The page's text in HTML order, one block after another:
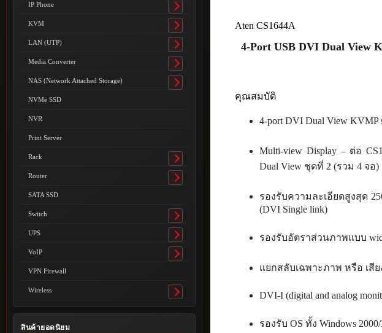
Aten CS1644A
4-Port USB DVI Dual View
คุณสมบัติ
4-port DVI Dual View
Multi-view Display – ต่อ
Dual View ชุดที่ 2 (รวม 4 จอ)
รองรับความละเอียดสูงสุด
(DVI Single link)
รองรับอัตราส่วนภาพแบบ
แยกสลับเฉพาะภาพ หรือ เสี
DVI-I (digital and analog
รองรับ OS ทั้ง Windows
IP Phone
Toggle
submenu
KVM
Toggle
submenu
LAN (UTP)
Toggle
submenu
Media Converter
Toggle
submenu
NAS (Network Attached Storage)
Toggle
NVMe SSD
NVR
Print Server
Rack
Toggle
submenu
Router
Toggle
SATA SSD
Switch
Toggle
submenu
UPS
Toggle
submenu
VoIP
Toggle
VPN Firewall
Wireless
Toggle
submenu
สินค้ายอดนิยม